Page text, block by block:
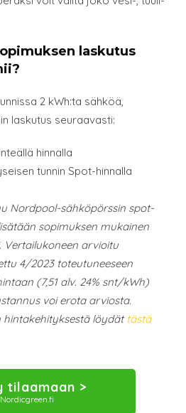
laskutus
2 kWh:ta sähköä,
laskutus seuraavasti:
hinnalla
tunnin Spot-hinnalla
Nordpool-sähköpörssin spot-
sopimuksen mukainen
arvioitu
4/2023 toteutuneeseen
(7,51 alv. 24% snt/kWh)
voi erota arviosta.
hintakehityksestä löydät tästä
tilaamaan >
Nordicgreen.fi